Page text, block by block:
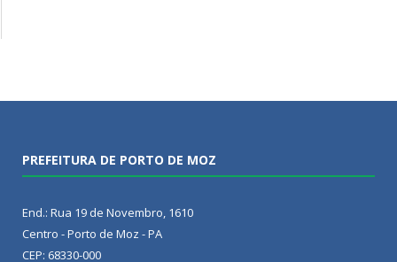
PREFEITURA DE PORTO DE MOZ
End.: Rua 19 de Novembro, 1610
Centro - Porto de Moz - PA
CEP: 68330-000